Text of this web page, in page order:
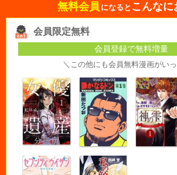
無料会員 になると こんなに
会員限定無料
会員登録で無料増量
＼この他にも会員無料漫画がい